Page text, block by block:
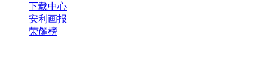
下载中心
安利画报
荣耀榜